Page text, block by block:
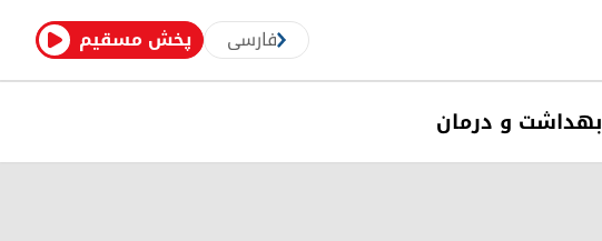
پخش مسقیم فارسی
بهداشت و درمان